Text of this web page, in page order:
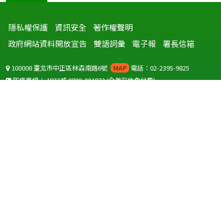
隱私權保護 資訊安全 著作權聲明
政府網站資料開放宣告
雙語詞彙 電子報 署長信箱
100008 臺北市中正區林森南路6號 MAP 電話：02-2395-9825
防疫專線：1922或0800-001922(全年無休免付費)